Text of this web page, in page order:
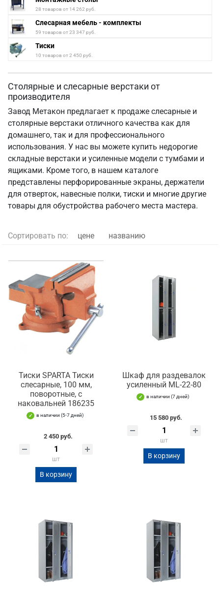
28 товаров от 14 262 руб.
Слесарная мебель - комплекты
59 товаров от 23 347 руб.
Тиски
10 товаров от 2 450 руб.
Столярные и слесарные верстаки от
производителя
Завод Метакон предлагает к продаже слесарные и
столярные верстаки отличного качества как для
домашнего, так и для профессионального
использования. У нас вы можете купить недорогие
складные верстаки и усиленные модели с тумбами и
ящиками. Кроме того, в нашем каталоге
представлены перфорированные экраны, держатели
для отверток, навесные полки, тиски и многие другие
товары для обустройства рабочего места мастера.
Сортировать по: цене названию
Тиски SPARTA Тиски
слесарные, 100 мм,
поворотные, с
наковальней 186235
в наличии (5-7 дней)
2 450 руб.
шт
В корзину
Шкаф для раздевалок
усиленный ML-22-80
в наличии (7 дней)
15 580 руб.
шт
В корзину